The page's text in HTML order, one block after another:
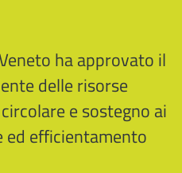
ha approvato il
delle risorse
e sostegno ai
ed efficientamento